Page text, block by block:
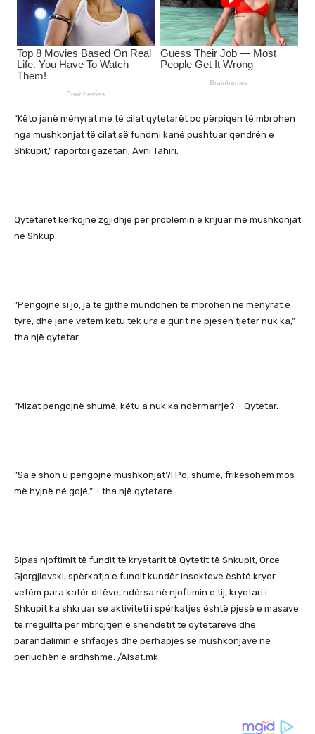
“Këto janë mënyrat me të cilat qytetarët po përpiqen të mbrohen
nga mushkonjat të cilat së fundmi kanë pushtuar qendrën e
Shkupit,” raportoi gazetari, Avni Tahiri.
Qytetarët kërkojnë zgjidhje për problemin e krijuar me mushkonjat
në Shkup.
”Pengojnë si jo, ja të gjithë mundohen të mbrohen në mënyrat e
tyre, dhe janë vetëm këtu tek ura e gurit në pjesën tjetër nuk ka,”
tha një qytetar.
”Mizat pengojnë shumë, këtu a nuk ka ndërmarrje? – Qytetar.
”Sa e shoh u pengojnë mushkonjat?! Po, shumë, frikësohem mos
më hyjnë në gojë,” – tha një qytetare.
Sipas njoftimit të fundit të kryetarit të Qytetit të Shkupit, Orce
Gjorgjievski, spërkatja e fundit kundër insekteve është kryer
vetëm para katër ditëve, ndërsa në njoftimin e tij, kryetari i
Shkupit ka shkruar se aktiviteti i spërkatjes është pjesë e masave
të rregullta për mbrojtjen e shëndetit të qytetarëve dhe
parandalimin e shfaqjes dhe përhapjes së mushkonjave në
periudhën e ardhshme. /Alsat.mk